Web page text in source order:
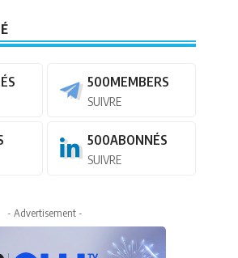
500MEMBERS
SUIVRE
500ABONNÉS
SUIVRE
- Advertisement -